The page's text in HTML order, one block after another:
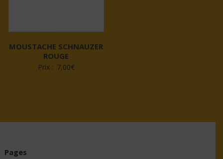
MOUSTACHE SCHNAUZER
ROUGE
Prix : 7,00€
Pages